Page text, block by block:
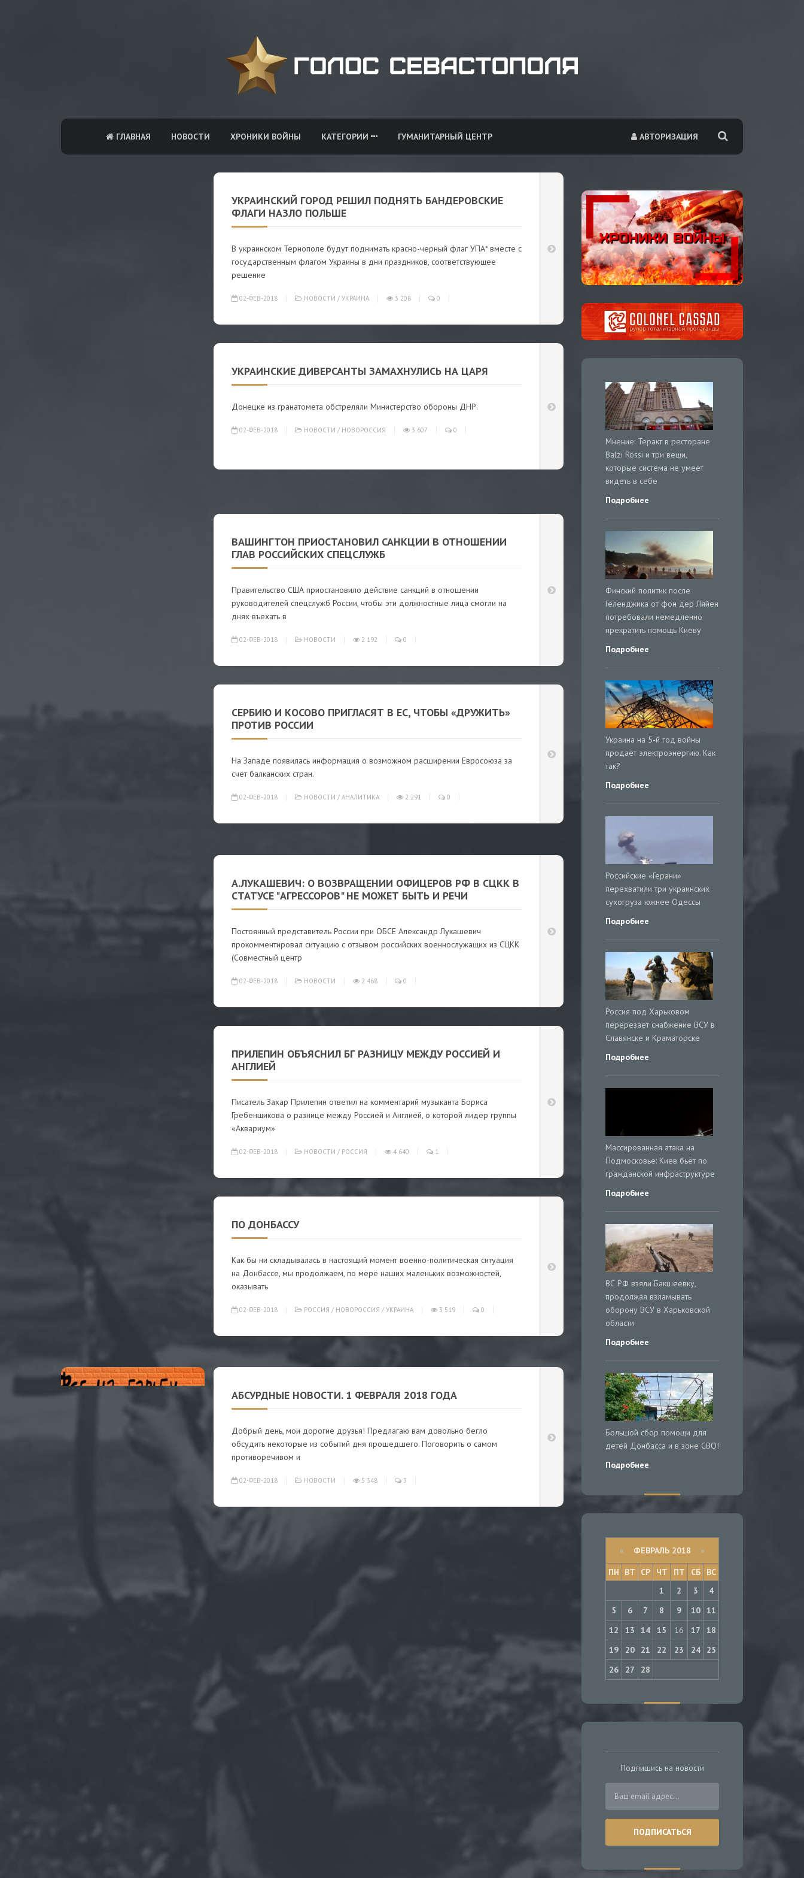
АВТОРИЗАЦИЯ
ГЛАВНАЯ НОВОСТИ ХРОНИКИ ВОЙНЫ КАТЕГОРИИ ГУМАНИТАРНЫЙ ЦЕНТР
УКРАИНСКИЙ ГОРОД РЕШИЛ ПОДНЯТЬ БАНДЕРОВСКИЕ
ФЛАГИ НАЗЛО ПОЛЬШЕ
В украинском Тернополе будут поднимать красно-черный флаг УПА* вместе с
государственным флагом Украины в дни праздников, соответствующее
решение
02-ФЕВ-2018 НОВОСТИ / УКРАИНА 3 208 0
УКРАИНСКИЕ ДИВЕРСАНТЫ ЗАМАХНУЛИСЬ НА ЦАРЯ
Донецке из гранатомета обстреляли Министерство обороны ДНР.
02-ФЕВ-2018 НОВОСТИ / НОВОРОССИЯ 3 607 0
ВАШИНГТОН ПРИОСТАНОВИЛ САНКЦИИ В ОТНОШЕНИИ
ГЛАВ РОССИЙСКИХ СПЕЦСЛУЖБ
Правительство США приостановило действие санкций в отношении
руководителей спецслужб России, чтобы эти должностные лица смогли на
днях въехать в
02-ФЕВ-2018 НОВОСТИ 2 192 0
СЕРБИЮ И КОСОВО ПРИГЛАСЯТ В ЕС, ЧТОБЫ «ДРУЖИТЬ»
ПРОТИВ РОССИИ
На Западе появилась информация о возможном расширении Евросоюза за
счет балканских стран.
02-ФЕВ-2018 НОВОСТИ / АНАЛИТИКА 2 291 0
А.ЛУКАШЕВИЧ: О ВОЗВРАЩЕНИИ ОФИЦЕРОВ РФ В СЦКК В
СТАТУСЕ "АГРЕССОРОВ" НЕ МОЖЕТ БЫТЬ И РЕЧИ
Постоянный представитель России при ОБСЕ Александр Лукашевич
прокомментировал ситуацию с отзывом российских военнослужащих из СЦКК
(Совместный центр
02-ФЕВ-2018 НОВОСТИ 2 468 0
ПРИЛЕПИН ОБЪЯСНИЛ БГ РАЗНИЦУ МЕЖДУ РОССИЕЙ И
АНГЛИЕЙ
Писатель Захар Прилепин ответил на комментарий музыканта Бориса
Гребенщикова о разнице между Россией и Англией, о которой лидер группы
«Аквариум»
02-ФЕВ-2018 НОВОСТИ / РОССИЯ 4 640 1
ПО ДОНБАССУ
Как бы ни складывалась в настоящий момент военно-политическая ситуация
на Донбассе, мы продолжаем, по мере наших маленьких возможностей,
оказывать
02-ФЕВ-2018 РОССИЯ / НОВОРОССИЯ / УКРАИНА 3 519 0
АБСУРДНЫЕ НОВОСТИ. 1 ФЕВРАЛЯ 2018 ГОДА
Добрый день, мои дорогие друзья! Предлагаю вам довольно бегло
обсудить некоторые из событий дня прошедшего. Поговорить о самом
противоречивом и
02-ФЕВ-2018 НОВОСТИ 5 348 3
Мнение: Теракт в ресторане
Balzi Rossi и три вещи,
которые система не умеет
видеть в себе
Подробнее
Финский политик после
Геленджика от фон дер Ляйен
потребовали немедленно
прекратить помощь Киеву
Подробнее
Украина на 5-й год войны
продаёт электроэнергию. Как
так?
Подробнее
Российские «Герани»
перехватили три украинских
сухогруза южнее Одессы
Подробнее
Россия под Харьковом
перерезает снабжение ВСУ в
Славянске и Краматорске
Подробнее
Массированная атака на
Подмосковье: Киев бьёт по
гражданской инфраструктуре
Подробнее
ВС РФ взяли Бакшеевку,
продолжая взламывать
оборону ВСУ в Харьковской
области
Подробнее
Большой сбор помощи для
детей Донбасса и в зоне СВО!
Подробнее
« ФЕВРАЛЬ 2018 »
ПН
ВТ СР ЧТ ПТ СБ
ВС
1
2 3
4
5
6 7 8 9 10 11
12
13 14 15 16 17
18
19
20 21 22 23 24
25
26
27 28
Подпишись на новости